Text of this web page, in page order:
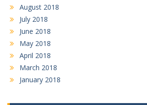
August 2018
July 2018
June 2018
May 2018
April 2018
March 2018
January 2018